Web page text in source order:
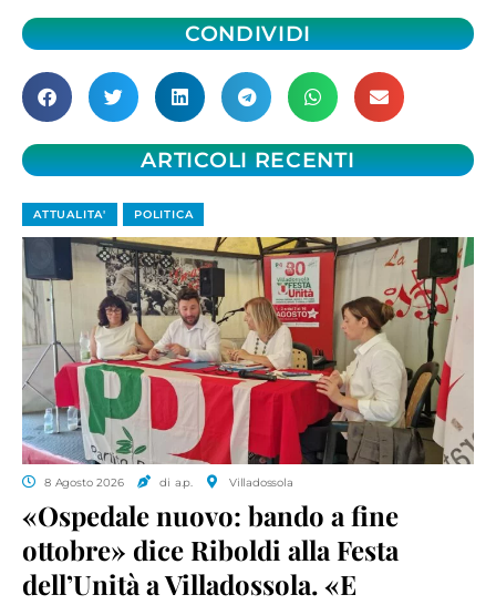
CONDIVIDI
ARTICOLI RECENTI
ATTUALITA' POLITICA
8 Agosto 2026 di a.p. Villadossola
«Ospedale nuovo: bando a fine
ottobre» dice Riboldi alla Festa
dell’Unità a Villadossola. «E